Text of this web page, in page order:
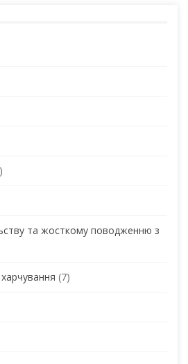
та жосткому поводженню з
(7)